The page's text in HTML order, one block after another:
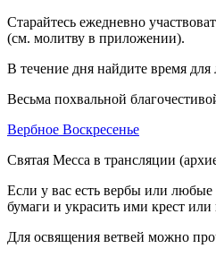
Старайтесь ежедневно
(см. молитву в приложении).
В течение дня найдите время
Весьма похвальной
Вербное Воскресенье
Святая Месса в трансляции
Если у вас есть вербы или
бумаги и украсить ими крест или
Для освящения ветвей можно